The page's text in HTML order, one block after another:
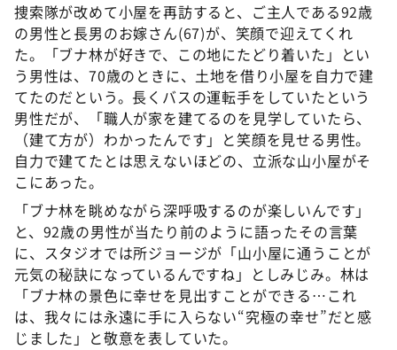
捜索隊が改めて小屋を再訪すると、ご主人である92歳
の男性と長男のお嫁さん(67)が、笑顔で迎えてくれ
た。「ブナ林が好きで、この地にたどり着いた」とい
う男性は、70歳のときに、土地を借り小屋を自力で建
てたのだという。長くバスの運転手をしていたという
男性だが、「職人が家を建てるのを見学していたら、
（建て方が）わかったんです」と笑顔を見せる男性。
自力で建てたとは思えないほどの、立派な山小屋がそ
こにあった。
「ブナ林を眺めながら深呼吸するのが楽しいんです」
と、92歳の男性が当たり前のように語ったその言葉
に、スタジオでは所ジョージが「山小屋に通うことが
元気の秘訣になっているんですね」としみじみ。林は
「ブナ林の景色に幸せを見出すことができる…これ
は、我々には永遠に手に入らない“究極の幸せ”だと感
じました」と敬意を表していた。